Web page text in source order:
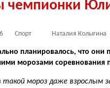
чемпионки
Спорт Наталия Колыгина
планировалось, что они
морозами соревнования
такой мороз даже взрослым